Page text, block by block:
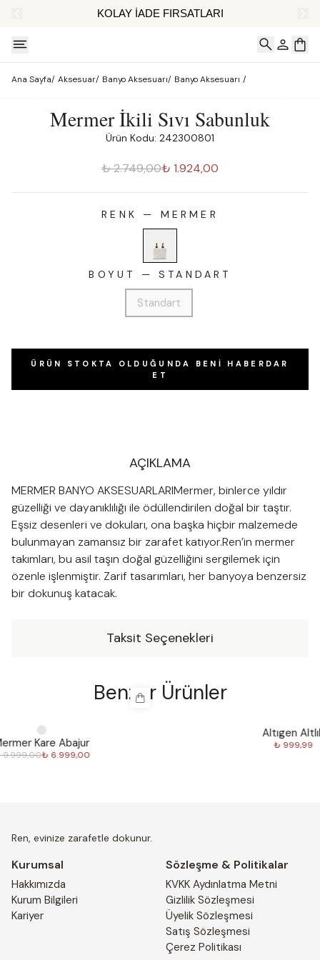
KOLAY İADE FIRSATLARI
Ana Sayfa/ Aksesuar/ Banyo Aksesuarı/ Banyo Aksesuarı /
Mermer İkili Sıvı Sabunluk
Ürün Kodu: 242300801
₺ 2.749,00₺ 1.924,00
RENK — MERMER
BOYUT — STANDART
Standart
ÜRÜN STOKTA OLDUĞUNDA BENI HABERDAR
ET
AÇIKLAMA
MERMER BANYO AKSESUARLARIMermer, binlerce yıldır
güzelliği ve dayanıklılığı ile ödüllendirilen doğal bir taştır.
Eşsiz desenleri ve dokuları, ona başka hiçbir malzemede
bulunmayan zamansız bir zarafet katıyor.Ren’in mermer
takımları, bu asil taşın doğal güzelliğini sergilemek için
özenle işlenmiştir. Zarif tasarımları, her banyoya benzersiz
bir dokunuş katacak.
Taksit Seçenekleri
Benzer Ürünler
%
Ren, evinize zarafetle dokunur.
Kurumsal
Hakkımızda
Kurum Bilgileri
Kariyer
Sözleşme & Politikalar
KVKK Aydınlatma Metni
Gizlilik Sözleşmesi
Üyelik Sözleşmesi
Satış Sözleşmesi
Çerez Politikası